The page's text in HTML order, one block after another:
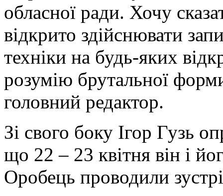
обласної ради. Хочу
відкрито здійснювати
техніки на будь-яких
розумію брутальної
головний редактор.
Зі свого боку Ігор Гузь
що 22 – 23 квітня він і
Оробець проводили